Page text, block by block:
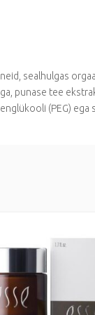
sealhulgas
punase tee
(PEG) ega